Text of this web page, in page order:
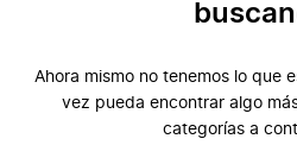
Ahora mismo no tenemos lo que
vez pueda encontrar algo
categorías a